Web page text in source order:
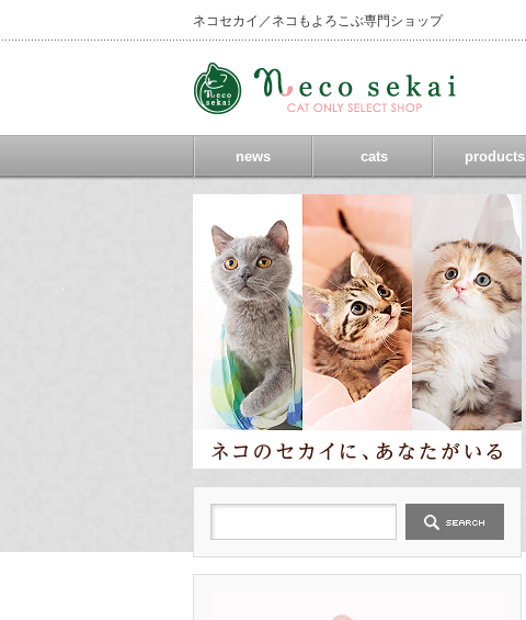
ネコセカイ／ネコもよろこぶ専門ショップ
news cats products